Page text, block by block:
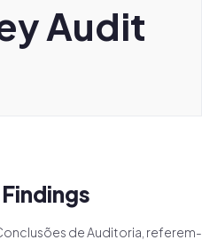
Audit
de Auditoria, referem-